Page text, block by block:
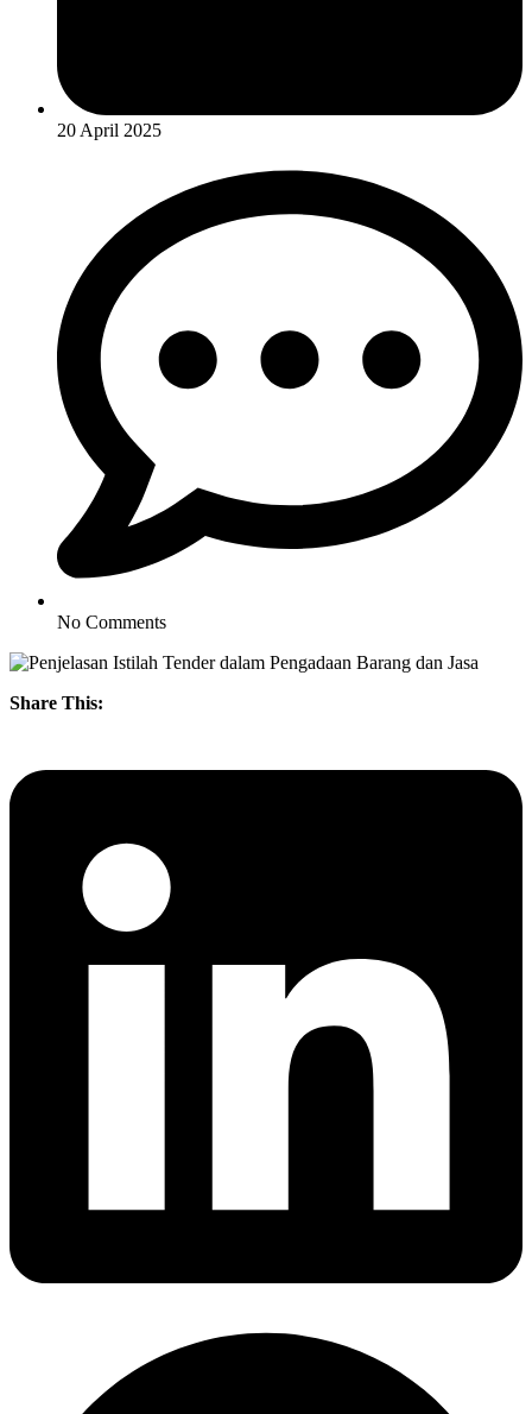
20 April 2025
No Comments
Share This: